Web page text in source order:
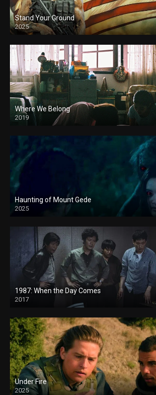
Stand Your Ground
2025
Where We Belong
2019
Haunting of Mount Gede
2025
1987: When the Day Comes
2017
Under Fire
2025